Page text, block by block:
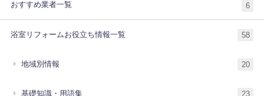
おすすめ業者一覧 6
浴室リフォームお役立ち情報一覧 58
地域別情報 20
基礎知識・用語集 23